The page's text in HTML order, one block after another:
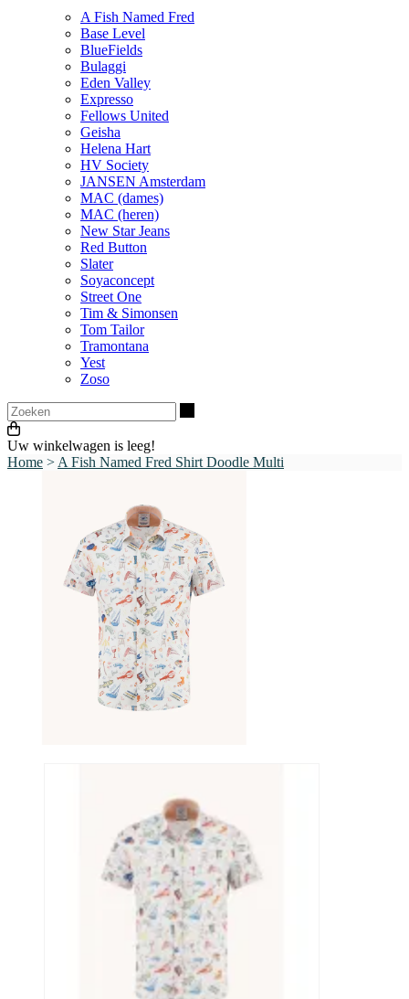
A Fish Named Fred
Base Level
BlueFields
Bulaggi
Eden Valley
Expresso
Fellows United
Geisha
Helena Hart
HV Society
JANSEN Amsterdam
MAC (dames)
MAC (heren)
New Star Jeans
Red Button
Slater
Soyaconcept
Street One
Tim & Simonsen
Tom Tailor
Tramontana
Yest
Zoso
Uw winkelwagen is leeg!
Home > A Fish Named Fred Shirt Doodle Multi